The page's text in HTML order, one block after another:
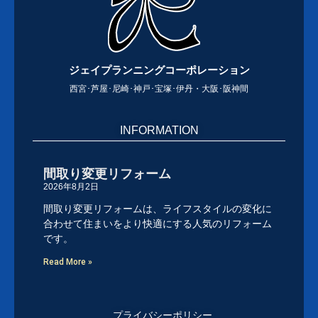
ジェイプランニングコーポレーション
西宮･芦屋･尼崎･神戸･宝塚･伊丹・大阪･阪神間
INFORMATION
間取り変更リフォーム
2026年8月2日
間取り変更リフォームは、ライフスタイルの変化に
合わせて住まいをより快適にする人気のリフォーム
です。
Read More »
プライバシーポリシー